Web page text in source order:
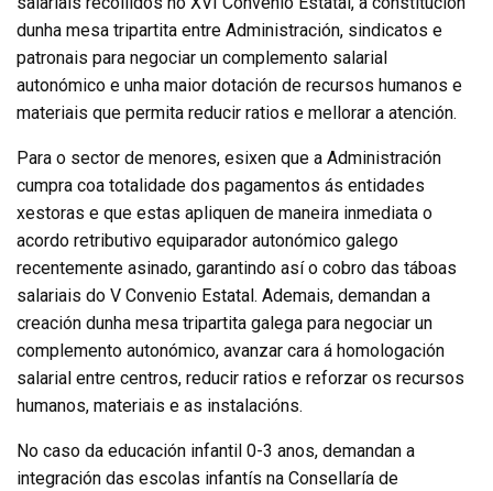
dunha mesa tripartita entre Administración, sindicatos e
patronais para negociar un complemento salarial
autonómico e unha maior dotación de recursos humanos e
materiais que permita reducir ratios e mellorar a atención.
Para o sector de menores, esixen que a Administración
cumpra coa totalidade dos pagamentos ás entidades
xestoras e que estas apliquen de maneira inmediata o
acordo retributivo equiparador autonómico galego
recentemente asinado, garantindo así o cobro das táboas
salariais do V Convenio Estatal. Ademais, demandan a
creación dunha mesa tripartita galega para negociar un
complemento autonómico, avanzar cara á homologación
salarial entre centros, reducir ratios e reforzar os recursos
humanos, materiais e as instalacións.
No caso da educación infantil 0-3 anos, demandan a
integración das escolas infantís na Consellaría de